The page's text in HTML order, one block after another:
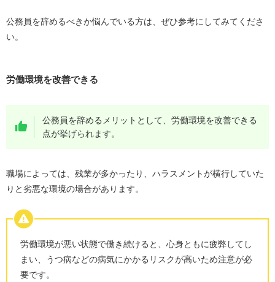
公務員を辞めるべきか悩んでいる方は、ぜひ参考にしてみてくださ
い。
労働環境を改善できる
公務員を辞めるメリットとして、労働環境を改善できる
点が挙げられます。
職場によっては、残業が多かったり、ハラスメントが横行していた
りと劣悪な環境の場合があります。
労働環境が悪い状態で働き続けると、心身ともに疲弊してし
まい、うつ病などの病気にかかるリスクが高いため注意が必
要です。